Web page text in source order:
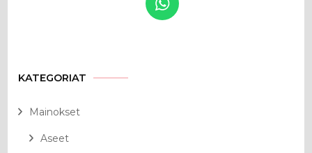
KATEGORIAT
Mainokset
Aseet